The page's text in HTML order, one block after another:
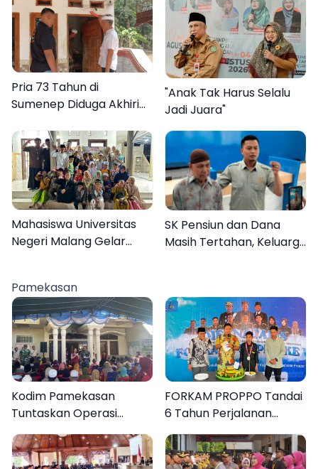
Pria 73 Tahun di
Sumenep Diduga Akhiri
"Anak Tak Harus Selalu
Jadi Juara"
Mahasiswa Universitas
Negeri Malang Gelar
SK Pensiun dan Dana
Masih Tertahan, Keluarga
Pamekasan
Kodim Pamekasan
Tuntaskan Operasi
Warga Kembali Melihat
Lebih Jelas
FORKAM PROPPO Tandai
6 Tahun Perjalanan
Hymne, dan Buku
Organisasi